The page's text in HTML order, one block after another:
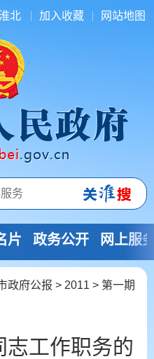
北 加入收藏 网站地图
片 政务公开 网上服
政府公报 > 2011 > 第一期
志工作职务的